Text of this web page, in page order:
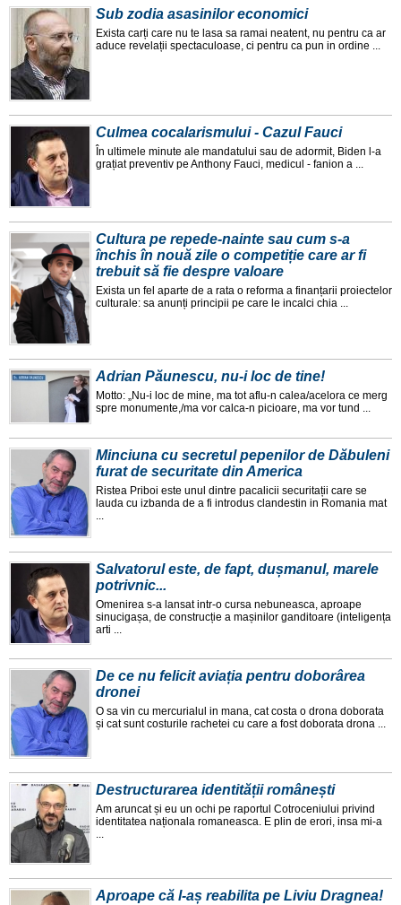
Sub zodia asasinilor economici
Exista carți care nu te lasa sa ramai neatent, nu pentru ca ar
aduce revelații spectaculoase, ci pentru ca pun in ordine ...
Culmea cocalarismului - Cazul Fauci
În ultimele minute ale mandatului sau de adormit, Biden l-a
grațiat preventiv pe Anthony Fauci, medicul - fanion a ...
Cultura pe repede-nainte sau cum s-a
închis în nouă zile o competiție care ar fi
trebuit să fie despre valoare
Exista un fel aparte de a rata o reforma a finanțarii proiectelor
culturale: sa anunți principii pe care le incalci chia ...
Adrian Păunescu, nu-i loc de tine!
Motto: „Nu-i loc de mine, ma tot aflu-n calea/acelora ce merg
spre monumente,/ma vor calca-n picioare, ma vor tund ...
Minciuna cu secretul pepenilor de Dăbuleni
furat de securitate din America
Ristea Priboi este unul dintre pacalicii securitații care se
lauda cu izbanda de a fi introdus clandestin in Romania mat
Salvatorul este, de fapt, dușmanul, marele
potrivnic...
Omenirea s-a lansat intr-o cursa nebuneasca, aproape
sinucigașa, de construcție a mașinilor ganditoare (inteligența
arti ...
De ce nu felicit aviația pentru doborârea
dronei
O sa vin cu mercurialul in mana, cat costa o drona doborata
și cat sunt costurile rachetei cu care a fost doborata drona ...
Destructurarea identității românești
Am aruncat și eu un ochi pe raportul Cotroceniului privind
identitatea naționala romaneasca. E plin de erori, insa mi-a
Aproape că l-aș reabilita pe Liviu Dragnea!